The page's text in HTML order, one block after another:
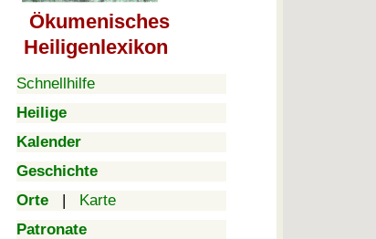
Ökumenisches
Heiligenlexikon
Schnellhilfe
Heilige
Kalender
Geschichte
Orte | Karte
Patronate